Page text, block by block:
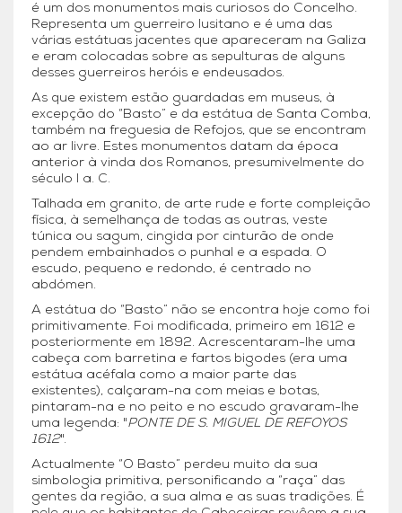
é um dos monumentos mais curiosos do Concelho.
Representa um guerreiro lusitano e é uma das
várias estátuas jacentes que apareceram na Galiza
e eram colocadas sobre as sepulturas de alguns
desses guerreiros heróis e endeusados.
As que existem estão guardadas em museus, à
excepção do “Basto” e da estátua de Santa Comba,
também na freguesia de Refojos, que se encontram
ao ar livre. Estes monumentos datam da época
anterior à vinda dos Romanos, presumivelmente do
século I a. C.
Talhada em granito, de arte rude e forte compleição
física, à semelhança de todas as outras, veste
túnica ou sagum, cingida por cinturão de onde
pendem embainhados o punhal e a espada. O
escudo, pequeno e redondo, é centrado no
abdómen.
A estátua do “Basto” não se encontra hoje como foi
primitivamente. Foi modificada, primeiro em 1612 e
posteriormente em 1892. Acrescentaram-lhe uma
cabeça com barretina e fartos bigodes (era uma
estátua acéfala como a maior parte das
existentes), calçaram-na com meias e botas,
pintaram-na e no peito e no escudo gravaram-lhe
uma legenda: "PONTE DE S. MIGUEL DE REFOYOS
1612".
Actualmente “O Basto” perdeu muito da sua
simbologia primitiva, personificando a “raça” das
gentes da região, a sua alma e as suas tradições. É